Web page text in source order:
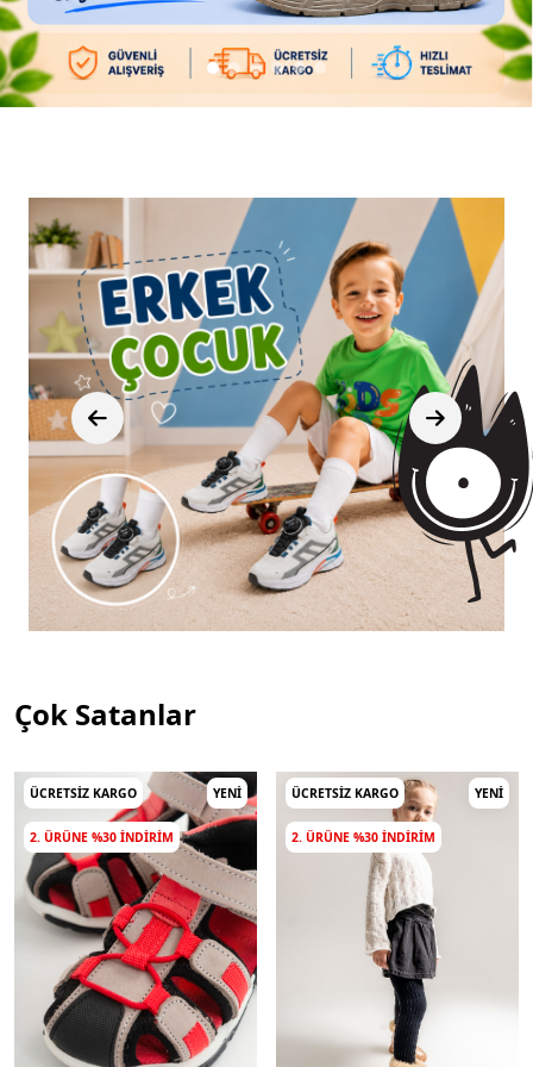
Çok Satanlar
ÜCRETSIZ KARGO YENI
2. ÜRÜNE %30 INDIRIM
ÜCRETSIZ KARGO YENI
2. ÜRÜNE %30 INDIRIM